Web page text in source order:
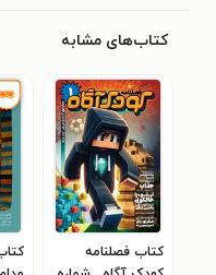
کتاب‌های مشابه
کتاب فصلنامه